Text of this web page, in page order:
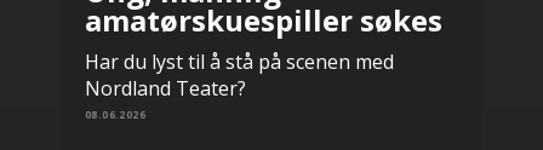
amatørskuespiller søkes
Har du lyst til å stå på scenen med
Nordland Teater?
08.06.2026